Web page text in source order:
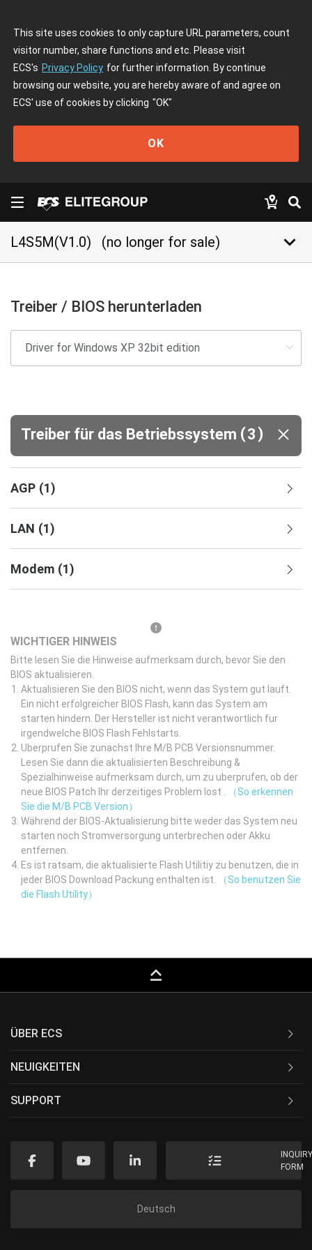
This site uses cookies to only capture URL parameters, count
visitor number, share functions and etc. Please visit
ECS's Privacy Policy for further information. By continue
browsing our website, you are hereby aware of and agree on
ECS' use of cookies by clicking "OK"
OK
L4S5M(V1.0) (no longer for sale) keyboard_arrow_down
Treiber / BIOS herunterladen
Treiber für das Betriebssystem (3 )
AGP (1)
LAN (1)
Modem (1)
WICHTIGER HINWEIS
Bitte lesen Sie die Hinweise aufmerksam durch, bevor Sie den
BIOS aktualisieren.
Aktualisieren Sie den BIOS nicht, wenn das System gut lauft.
Ein nicht erfolgreicher BIOS Flash, kann das System am
starten hindern. Der Hersteller ist nicht verantwortlich fur
irgendwelche BIOS Flash Fehlstarts.
Uberprufen Sie zunachst Ihre M/B PCB Versionsnummer.
Lesen Sie dann die aktualisierten Beschreibung &
Spezialhinweise aufmerksam durch, um zu uberprufen, ob der
neue BIOS Patch Ihr derzeitiges Problem lost .
（So erkennen
Sie die M/B PCB Version）
Während der BIOS-Aktualisierung bitte weder das System neu
starten noch Stromversorgung unterbrechen oder Akku
entfernen.
Es ist ratsam, die aktualisierte Flash Utilitiy zu benutzen, die in
jeder BIOS Download Packung enthalten ist.
（So benutzen Sie
die Flash Utility）
keyboard_capslock
ÜBER ECS
NEUIGKEITEN
SUPPORT
FORM
Deutsch